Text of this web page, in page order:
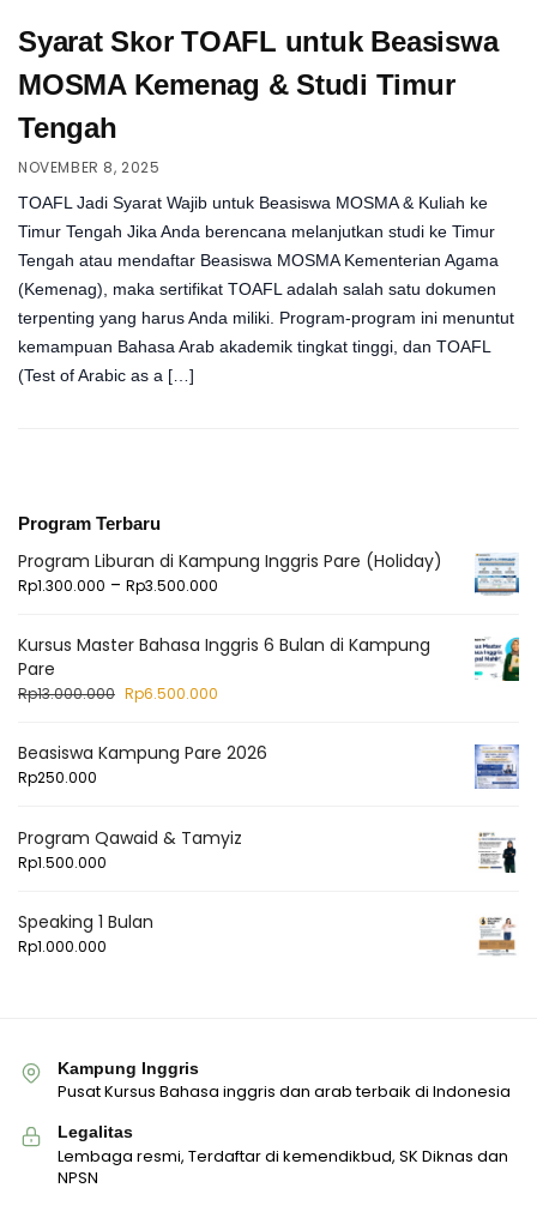
Syarat Skor TOAFL untuk Beasiswa
MOSMA Kemenag & Studi Timur
Tengah
NOVEMBER 8, 2025
TOAFL Jadi Syarat Wajib untuk Beasiswa MOSMA & Kuliah ke
Timur Tengah Jika Anda berencana melanjutkan studi ke Timur
Tengah atau mendaftar Beasiswa MOSMA Kementerian Agama
(Kemenag), maka sertifikat TOAFL adalah salah satu dokumen
terpenting yang harus Anda miliki. Program-program ini menuntut
kemampuan Bahasa Arab akademik tingkat tinggi, dan TOAFL
(Test of Arabic as a […]
Program Terbaru
Program Liburan di Kampung Inggris Pare (Holiday)
Rp1.300.000 – Rp3.500.000
Kursus Master Bahasa Inggris 6 Bulan di Kampung
Pare
Rp13.000.000 Rp6.500.000
Beasiswa Kampung Pare 2026
Rp250.000
Program Qawaid & Tamyiz
Rp1.500.000
Speaking 1 Bulan
Rp1.000.000
Kampung Inggris
Pusat Kursus Bahasa inggris dan arab terbaik di Indonesia
Legalitas
Lembaga resmi, Terdaftar di kemendikbud, SK Diknas dan
NPSN